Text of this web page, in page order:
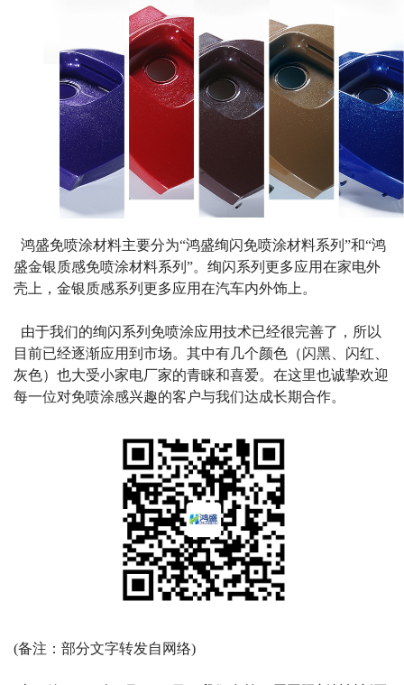
鸿盛免喷涂材料主要分为“鸿盛绚闪免喷涂材料系列”和“鸿
盛金银质感免喷涂材料系列”。绚闪系列更多应用在家电外
壳上，金银质感系列更多应用在汽车内外饰上。
由于我们的绚闪系列免喷涂应用技术已经很完善了，所以
目前已经逐渐应用到市场。其中有几个颜色（闪黑、闪红、
灰色）也大受小家电厂家的青睐和喜爱。在这里也诚挚欢迎
每一位对免喷涂感兴趣的客户与我们达成长期合作。
(备注：部分文字转发自网络)